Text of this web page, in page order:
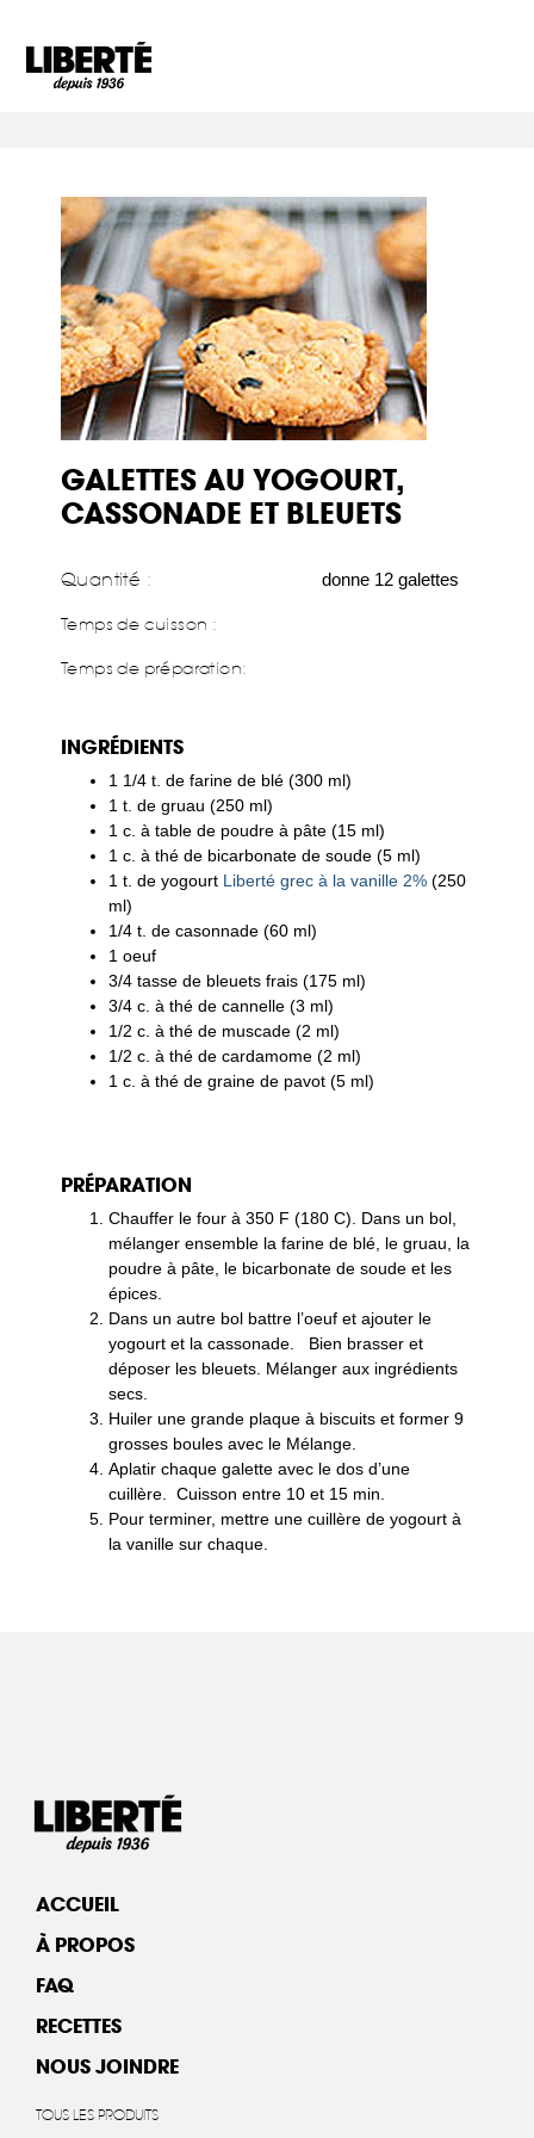
GALETTES AU YOGOURT,
CASSONADE ET BLEUETS
Quantité : donne 12 galettes
Temps de cuisson :
Temps de préparation:
INGRÉDIENTS
1 1/4 t. de farine de blé (300 ml)
1 t. de gruau (250 ml)
1 c. à table de poudre à pâte (15 ml)
1 c. à thé de bicarbonate de soude (5 ml)
1 t. de yogourt Liberté grec à la vanille 2%(250
ml)
1/4 t. de casonnade (60 ml)
1 oeuf
3/4 tasse de bleuets frais (175 ml)
3/4 c. à thé de cannelle (3 ml)
1/2 c. à thé de muscade (2 ml)
1/2 c. à thé de cardamome (2 ml)
1 c. à thé de graine de pavot (5 ml)
PRÉPARATION
Chauffer le four à 350 F (180 C). Dans un bol,
mélanger ensemble la farine de blé, le gruau, la
poudre à pâte, le bicarbonate de soude et les
épices.
Dans un autre bol battre l’oeuf et ajouter le
yogourt et la cassonade. Bien brasser et
déposer les bleuets. Mélanger aux ingrédients
secs.
Huiler une grande plaque à biscuits et former 9
grosses boules avec le Mélange.
Aplatir chaque galette avec le dos d’une
cuillère. Cuisson entre 10 et 15 min.
Pour terminer, mettre une cuillère de yogourt à
la vanille sur chaque.
ACCUEIL
À PROPOS
FAQ
RECETTES
NOUS JOINDRE
TOUS LES PRODUITS